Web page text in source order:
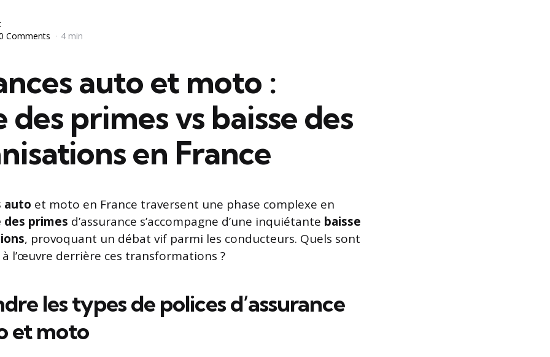
Comments 4 min
auto et moto :
des primes vs baisse des
en France
auto et moto en France traversent une phase complexe en
des primes d’assurance s’accompagne d’une inquiétante baisse
, provoquant un débat vif parmi les conducteurs. Quels sont
à l’œuvre derrière ces transformations ?
les types de polices d’assurance
et moto